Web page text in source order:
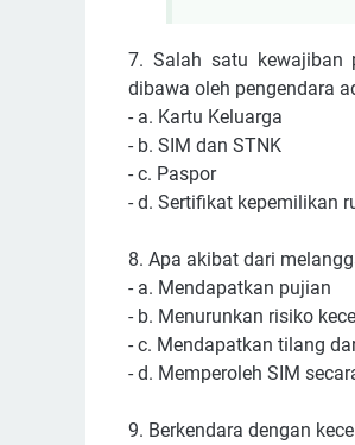
7. Salah satu kewajiban
dibawa oleh pengendara
- a. Kartu Keluarga
- b. SIM dan STNK
- c. Paspor
- d. Sertifikat kepemilikan
8. Apa akibat dari
- a. Mendapatkan pujian
- b. Menurunkan risiko
- c. Mendapatkan tilang
- d. Memperoleh SIM
9. Berkendara dengan